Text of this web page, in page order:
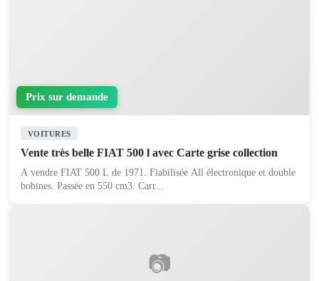
Prix sur demande
VOITURES
Vente très belle FIAT 500 l avec Carte grise collection
A vendre FIAT 500 L de 1971. Fiabilisée All électronique et double
bobines. Passée en 550 cm3. Carr...
📷